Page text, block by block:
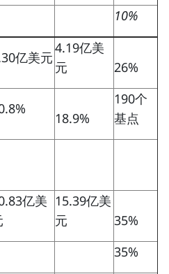
10%
亿美元
4.19亿美
元
26%
18.9%
190个
基点
亿美 15.39亿美
元
35%
35%